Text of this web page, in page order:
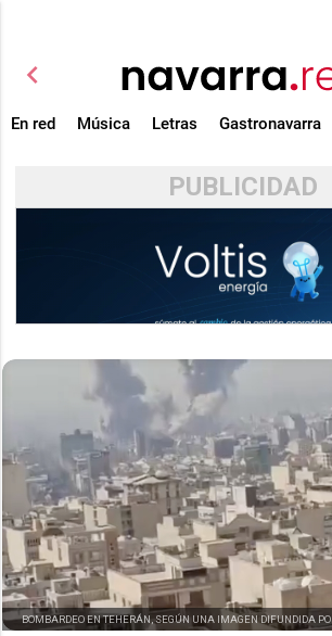
chevron_left
En red Música Letras Gastronavarra
PUBLICIDAD
BOMBARDEO EN TEHERÁN, SEGÚN UNA IMAGEN DIFUNDIDA